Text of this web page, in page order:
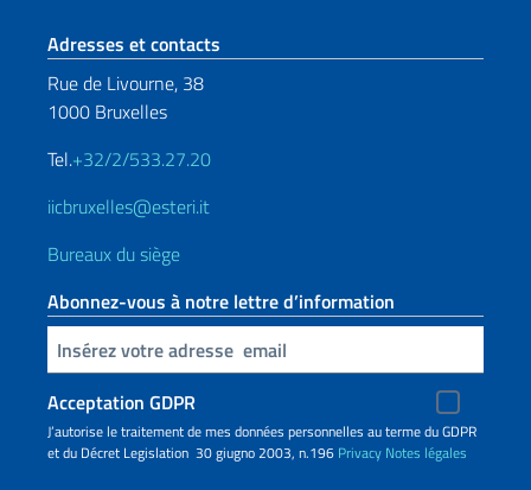
Section de pied de page
Adresses et contacts
Rue de Livourne, 38
1000 Bruxelles
Tel.+32/2/533.27.20
iicbruxelles@esteri.it
Bureaux du siège
Abonnez-vous à notre lettre d’information
Insert your email
Acceptation GDPR
J’autorise le traitement de mes données personnelles au terme du GDPR
et du Décret Legislation 30 giugno 2003, n.196 Privacy Notes légales